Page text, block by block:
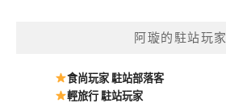
阿璇的駐站玩家
食尚玩家 駐站部落客
輕旅行 駐站玩家